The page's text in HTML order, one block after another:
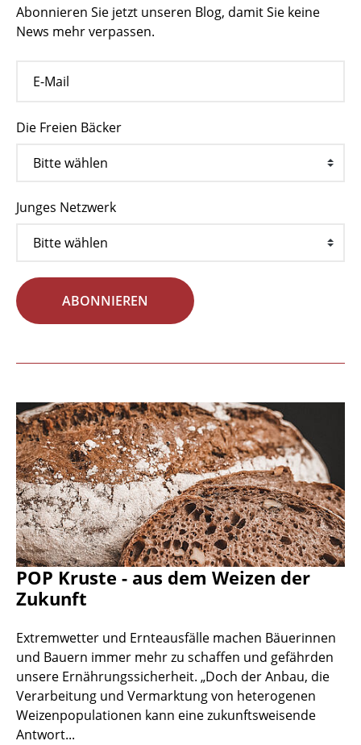
Abonnieren Sie jetzt unseren Blog, damit Sie keine
News mehr verpassen.
Die Freien Bäcker
Junges Netzwerk
ABONNIEREN
POP Kruste - aus dem Weizen der
Zukunft
Extremwetter und Ernteausfälle machen Bäuerinnen
und Bauern immer mehr zu schaffen und gefährden
unsere Ernährungssicherheit. „Doch der Anbau, die
Verarbeitung und Vermarktung von heterogenen
Weizenpopulationen kann eine zukunftsweisende
Antwort...